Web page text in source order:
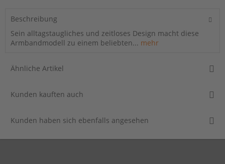
Beschreibung
Sein alltagstaugliches und zeitloses Design macht diese
Armbandmodell zu einem beliebten... mehr
Ähnliche Artikel
Kunden kauften auch
Kunden haben sich ebenfalls angesehen